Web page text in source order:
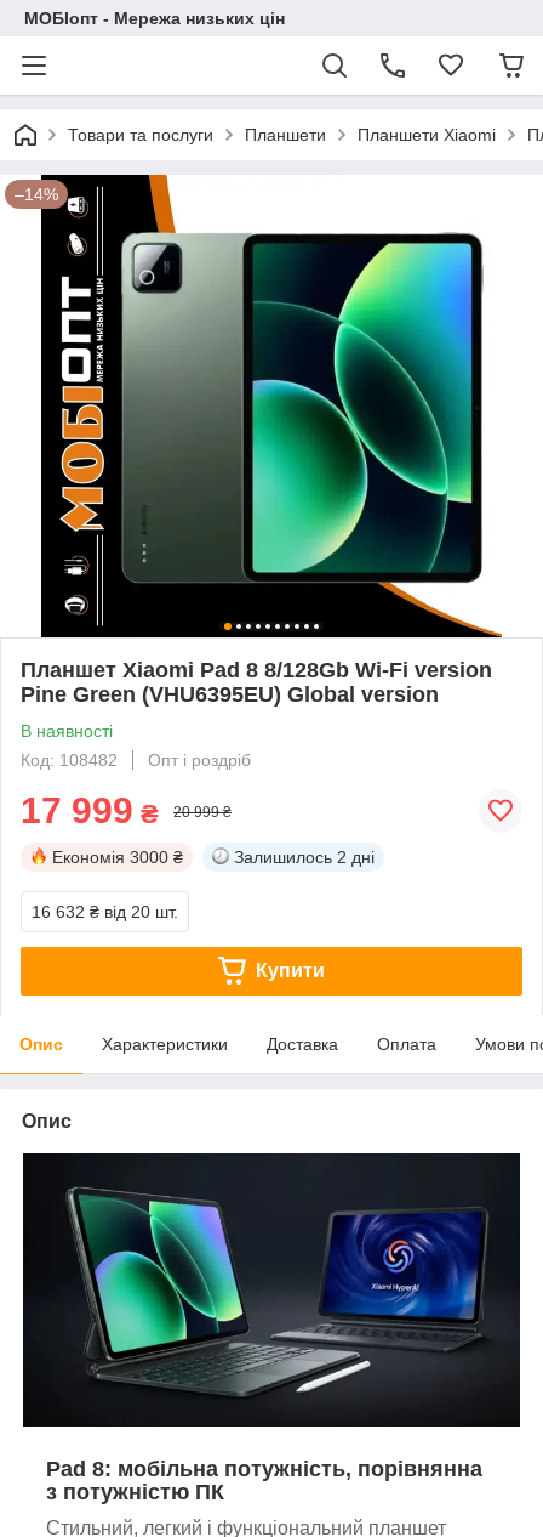
МОБІопт - Мережа низьких цін
Товари та послуги Планшети Планшети Xiaomi
–14%
Планшет Xiaomi Pad 8 8/128Gb Wi-Fi version
Pine Green (VHU6395EU) Global version
В наявності
Код: 108482
Опт і роздріб
17 999 ₴ 20 999 ₴
Економія 3000 ₴ Залишилось 2 дні
16 632 ₴ від 20 шт.
Купити
Опис Характеристики Доставка Оплата Умови
Опис
Pad 8: мобільна потужність, порівнянна
з потужністю ПК
Стильний, легкий і функціональний планшет